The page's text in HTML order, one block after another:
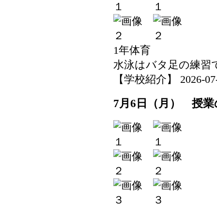
1年体育
水泳はバタ足の練習
【学校紹介】 2026-
7月6日（月） 授業